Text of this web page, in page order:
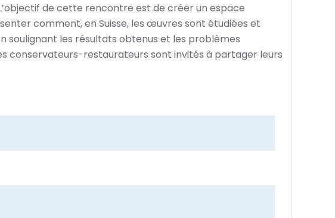
de cette rencontre est de créer un espace
comment, en Suisse, les œuvres sont étudiées et
soulignant les résultats obtenus et les problèmes
conservateurs-restaurateurs sont invités à partager leurs